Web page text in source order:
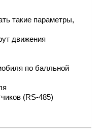
такие параметры,
движения
по балльной
(RS-485)